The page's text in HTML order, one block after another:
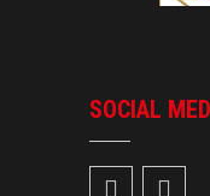
SOCIAL